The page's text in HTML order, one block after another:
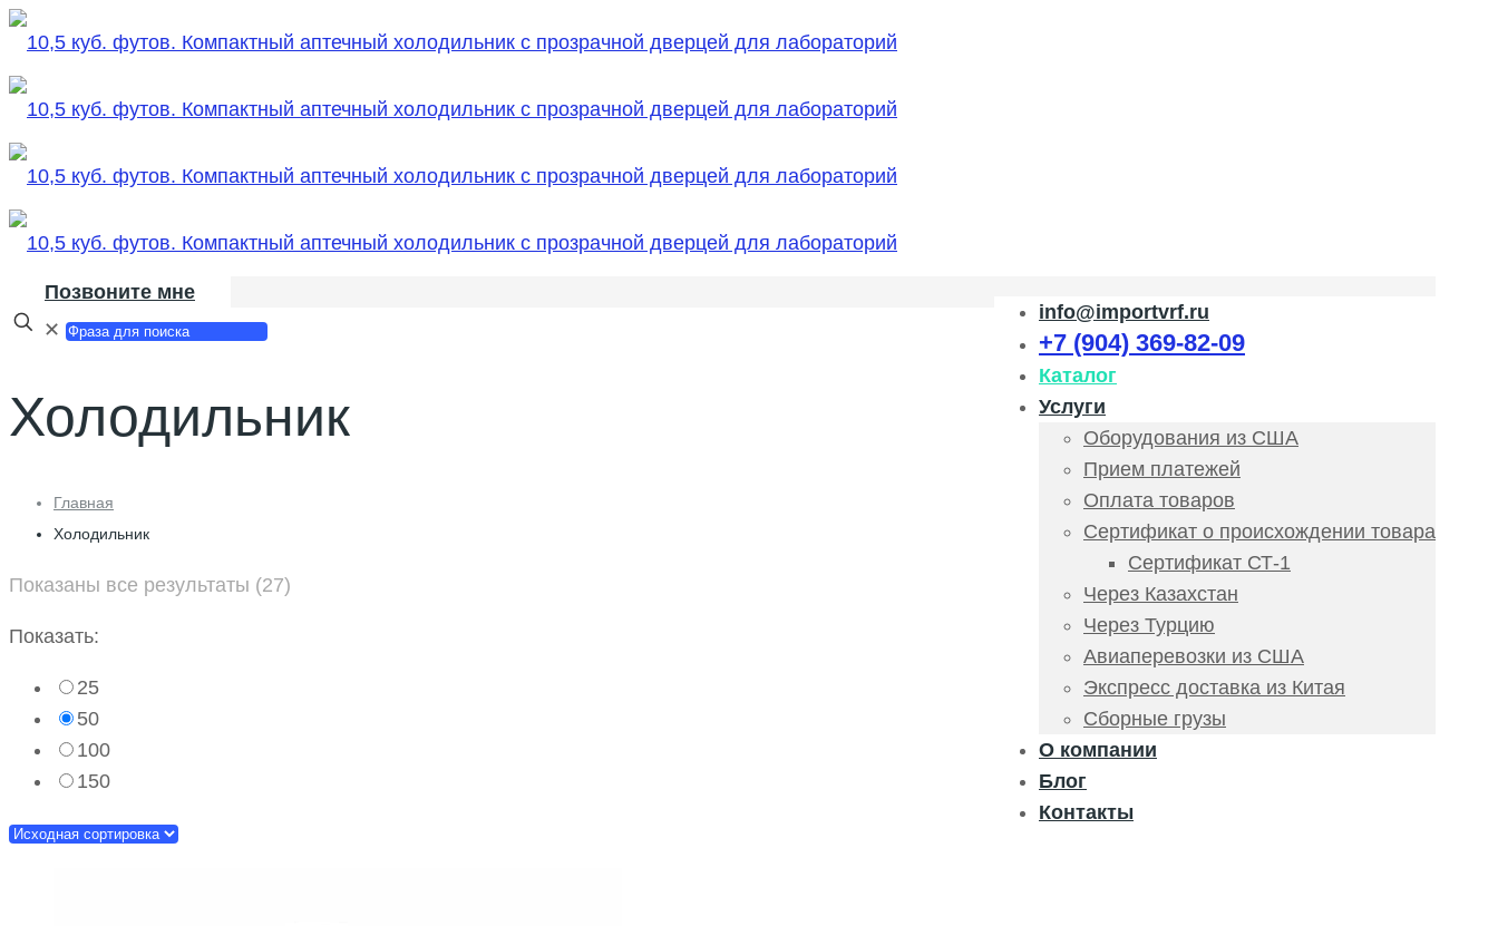
info@importvrf.ru
+7 (904) 369-82-09
Каталог
Услуги
Оборудования из США
Прием платежей
Оплата товаров
Сертификат о происхождении товара
Сертификат СТ-1
Через Казахстан
Через Турцию
Авиаперевозки из США
Экспресс доставка из Китая
Сборные грузы
О компании
Блог
Контакты
Позвоните мне
✕
Холодильник
Главная
Холодильник
Показаны все результаты (27)
Показать:
25
50
100
150